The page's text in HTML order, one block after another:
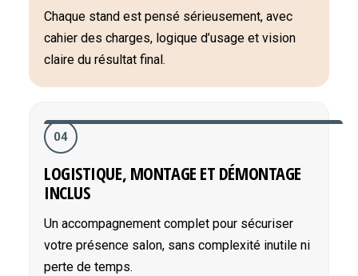
Chaque stand est pensé sérieusement, avec
cahier des charges, logique d’usage et vision
claire du résultat final.
04
LOGISTIQUE, MONTAGE ET DÉMONTAGE
INCLUS
Un accompagnement complet pour sécuriser
votre présence salon, sans complexité inutile ni
perte de temps.